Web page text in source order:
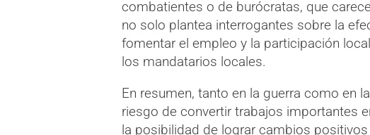
combatientes o de burócratas, que
no solo plantea interrogantes sobre la
fomentar el empleo y la participación
los mandatarios locales.
En resumen, tanto en la guerra como en
riesgo de convertir trabajos importantes
la posibilidad de lograr cambios